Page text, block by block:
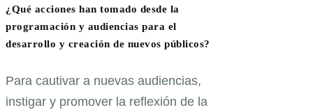
¿Qué acciones han tomado desde la
programación y audiencias para el
desarrollo y creación de nuevos públicos?
Para cautivar a nuevas audiencias,
instigar y promover la reflexión de la